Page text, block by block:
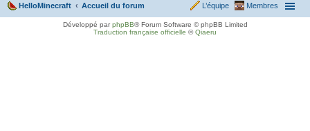
HelloMinecraft Accueil du forum Membres
L’équipe
Développé parphpBB® Forum Software © phpBB Limited
Traduction française officielle ©Qiaeru